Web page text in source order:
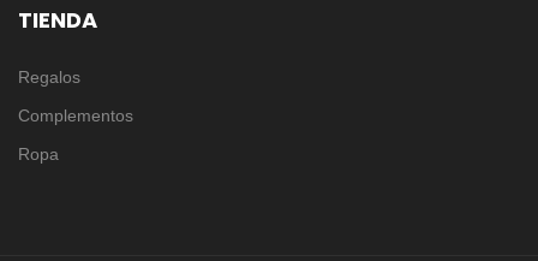
TIENDA
Regalos
Complementos
Ropa